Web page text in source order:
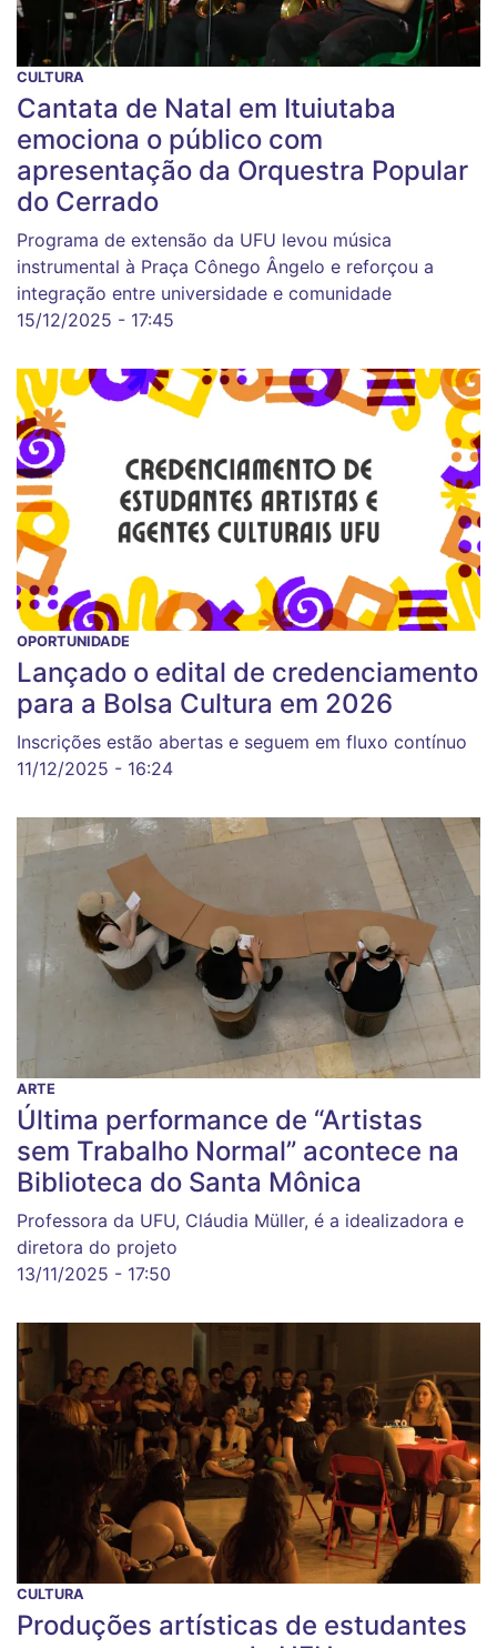
CULTURA
Cantata de Natal em Ituiutaba
emociona o público com
apresentação da Orquestra Popular
do Cerrado
Programa de extensão da UFU levou música
instrumental à Praça Cônego Ângelo e reforçou a
integração entre universidade e comunidade
15/12/2025 - 17:45
OPORTUNIDADE
Lançado o edital de credenciamento
para a Bolsa Cultura em 2026
Inscrições estão abertas e seguem em fluxo contínuo
11/12/2025 - 16:24
ARTE
Última performance de “Artistas
sem Trabalho Normal” acontece na
Biblioteca do Santa Mônica
Professora da UFU, Cláudia Müller, é a idealizadora e
diretora do projeto
13/11/2025 - 17:50
CULTURA
Produções artísticas de estudantes